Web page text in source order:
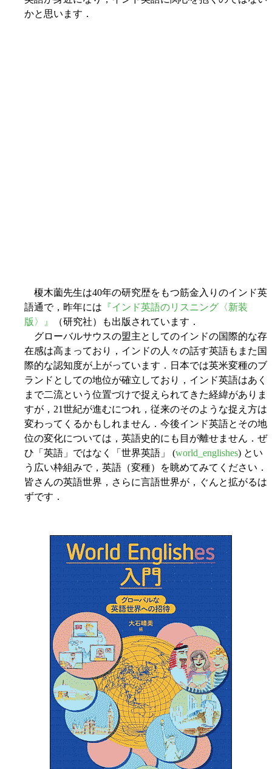
かと思います．
榎木薗先生は40年の研究歴をもつ筋金入りのインド英
語通で，昨年には 『インド英語のリスニング〈新装
版〉』
（研究社）も出版されています．
グローバルサウスの盟主としてのインドの国際的な存
在感は高まっており，インドの人々の話す英語もまた国
際的な認知度が上がっています．日本では英米変種のブ
ランドとしての地位が確立しており，インド英語はあく
まで二流という位置づけで捉えられてきた経緯がありま
すが，21世紀が進むにつれ，従来のそのような捉え方は
変わってくるかもしれません．今後インド英語とその地
位の変化については，英語史的にも目が離せません．ぜ
ひ「英語」ではなく「世界英語」 (world_englishes) とい
う広い枠組みで，英語（変種）を眺めてみてください．
皆さんの英語世界，さらに言語世界が，ぐんと拡がるは
ずです．